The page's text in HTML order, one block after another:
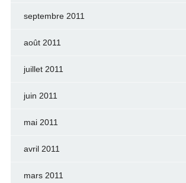
septembre 2011
août 2011
juillet 2011
juin 2011
mai 2011
avril 2011
mars 2011